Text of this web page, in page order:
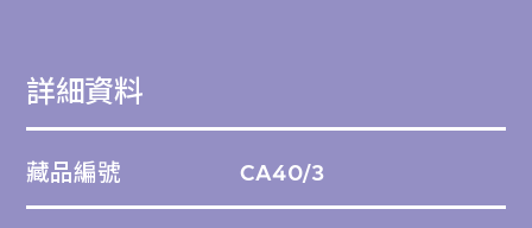
柱、飛簷、欄杆表面滿佈精美的幾何圖案，有
詳細資料
藏品編號 CA40/3